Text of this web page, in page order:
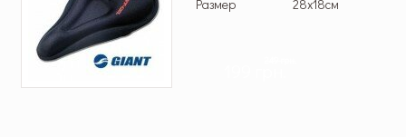
Размер 28х18см